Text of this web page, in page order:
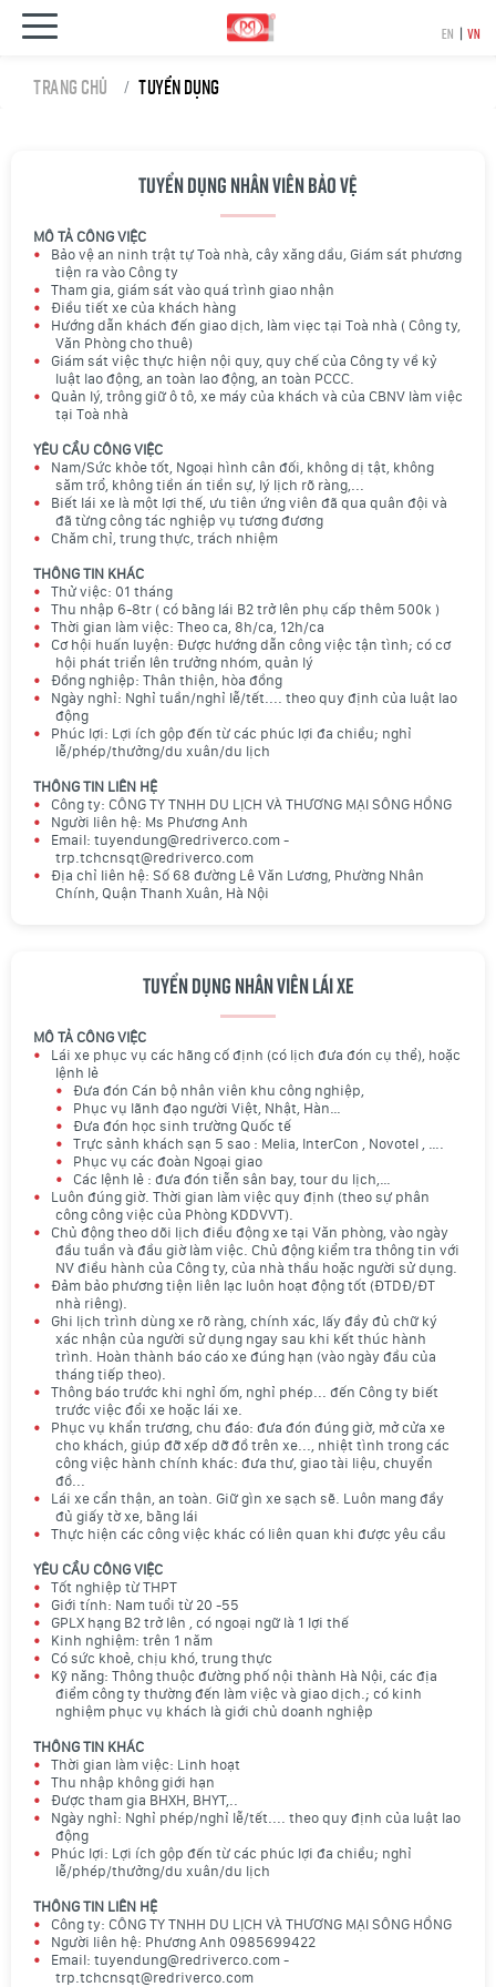
EN | VN
Trang chủ Tuyển dụng
Tuyển dụng nhân viên bảo vệ
MÔ TẢ CÔNG VIỆC
Bảo vệ an ninh trật tự Toà nhà, cây xăng dầu, Giám sát phương
tiện ra vào Công ty
Tham gia, giám sát vào quá trình giao nhận
Điều tiết xe của khách hàng
Hướng dẫn khách đến giao dịch, làm viẹc tại Toà nhà ( Công ty,
Văn Phòng cho thuê)
Giám sát việc thực hiện nội quy, quy chế của Công ty về kỷ
luật lao động, an toàn lao động, an toàn PCCC.
Quản lý, trông giữ ô tô, xe máy của khách và của CBNV làm việc
tại Toà nhà
YÊU CẦU CÔNG VIỆC
Nam/Sức khỏe tốt, Ngoại hình cân đối, không dị tật, không
săm trổ, không tiền án tiền sự, lý lịch rõ ràng,...
Biết lái xe là một lợi thế, ưu tiên ứng viên đã qua quân đội và
đã từng công tác nghiệp vụ tương đương
Chăm chỉ, trung thực, trách nhiệm
THÔNG TIN KHÁC
Thử việc: 01 tháng
Thu nhập 6-8tr ( có bằng lái B2 trở lên phụ cấp thêm 500k )
Thời gian làm việc: Theo ca, 8h/ca, 12h/ca
Cơ hội huấn luyện: Được hướng dẫn công việc tận tình; có cơ
hội phát triển lên trưởng nhóm, quản lý
Đồng nghiệp: Thân thiện, hòa đồng
Ngày nghỉ: Nghỉ tuần/nghỉ lễ/tết.... theo quy định của luật lao
động
Phúc lợi: Lợi ích gộp đến từ các phúc lợi đa chiều; nghỉ
lễ/phép/thưởng/du xuân/du lịch
THÔNG TIN LIÊN HỆ
Công ty: CÔNG TY TNHH DU LỊCH VÀ THƯƠNG MẠI SÔNG HỒNG
Người liên hệ: Ms Phương Anh
Email: tuyendung@redriverco.com -
trp.tchcnsqt@redriverco.com
Địa chỉ liên hệ: Số 68 đường Lê Văn Lương, Phường Nhân
Chính, Quận Thanh Xuân, Hà Nội
Tuyển dụng nhân viên lái xe
MÔ TẢ CÔNG VIỆC
Lái xe phục vụ các hãng cố định (có lịch đưa đón cụ thể), hoặc
lệnh lẻ
Đưa đón Cán bộ nhân viên khu công nghiệp,
Phục vụ lãnh đạo người Việt, Nhật, Hàn…
Đưa đón học sinh trường Quốc tế
Trực sảnh khách sạn 5 sao : Melia, InterCon , Novotel , ….
Phục vụ các đoàn Ngoại giao
Các lệnh lẻ : đưa đón tiễn sân bay, tour du lịch,…
Luôn đúng giờ. Thời gian làm việc quy định (theo sự phân
công công việc của Phòng KDDVVT).
Chủ động theo dõi lịch điều động xe tại Văn phòng, vào ngày
đầu tuần và đầu giờ làm việc. Chủ động kiểm tra thông tin với
NV điều hành của Công ty, của nhà thầu hoặc người sử dụng.
Đảm bảo phương tiện liên lạc luôn hoạt động tốt (ĐTDĐ/ĐT
nhà riêng).
Ghi lịch trình dùng xe rõ ràng, chính xác, lấy đầy đủ chữ ký
xác nhận của người sử dụng ngay sau khi kết thúc hành
trình. Hoàn thành báo cáo xe đúng hạn (vào ngày đầu của
tháng tiếp theo).
Thông báo trước khi nghỉ ốm, nghỉ phép... đến Công ty biết
trước việc đổi xe hoặc lái xe.
Phục vụ khẩn trương, chu đáo: đưa đón đúng giờ, mở cửa xe
cho khách, giúp đỡ xếp dỡ đồ trên xe..., nhiệt tình trong các
công việc hành chính khác: đưa thư, giao tài liệu, chuyển
đồ...
Lái xe cẩn thận, an toàn. Giữ gìn xe sạch sẽ. Luôn mang đầy
đủ giấy tờ xe, bằng lái
Thực hiện các công việc khác có liên quan khi được yêu cầu
YÊU CẦU CÔNG VIỆC
Tốt nghiệp từ THPT
Giới tính: Nam tuổi từ 20 -55
GPLX hạng B2 trở lên , có ngoại ngữ là 1 lợi thế
Kinh nghiệm: trên 1 năm
Có sức khoẻ, chịu khó, trung thực
Kỹ năng: Thông thuộc đường phố nội thành Hà Nội, các địa
điểm công ty thường đến làm việc và giao dịch.; có kinh
nghiệm phục vụ khách là giới chủ doanh nghiệp
THÔNG TIN KHÁC
Thời gian làm việc: Linh hoạt
Thu nhập không giới hạn
Được tham gia BHXH, BHYT,..
Ngày nghỉ: Nghỉ phép/nghỉ lễ/tết.... theo quy định của luật lao
động
Phúc lợi: Lợi ích gộp đến từ các phúc lợi đa chiều; nghỉ
lễ/phép/thưởng/du xuân/du lịch
THÔNG TIN LIÊN HỆ
Công ty: CÔNG TY TNHH DU LỊCH VÀ THƯƠNG MẠI SÔNG HỒNG
Người liên hệ: Phương Anh 0985699422
Email: tuyendung@redriverco.com -
trp.tchcnsqt@redriverco.com